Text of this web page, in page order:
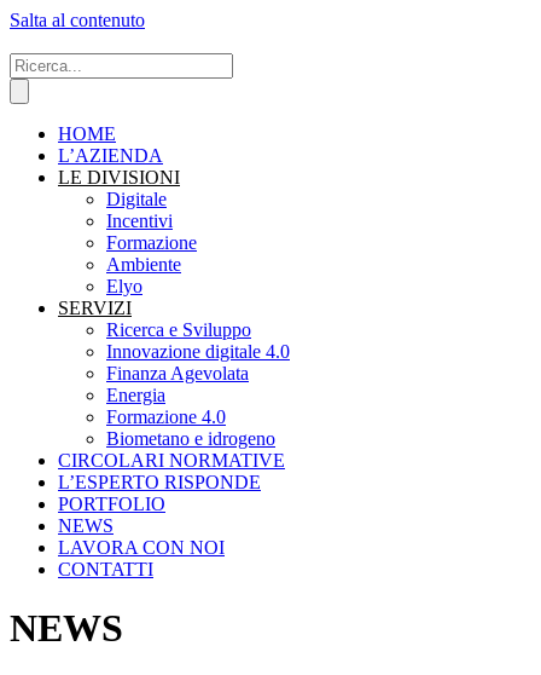
Salta al contenuto
HOME
L’AZIENDA
LE DIVISIONI
Digitale
Incentivi
Formazione
Ambiente
Elyo
SERVIZI
Ricerca e Sviluppo
Innovazione digitale 4.0
Finanza Agevolata
Energia
Formazione 4.0
Biometano e idrogeno
CIRCOLARI NORMATIVE
L’ESPERTO RISPONDE
PORTFOLIO
NEWS
LAVORA CON NOI
CONTATTI
NEWS